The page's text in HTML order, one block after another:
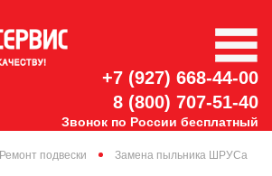
+7 (927) 668-44-00
8 (800) 707-51-40
Звонок по России бесплатный
Ремонт подвески Замена пыльника ШРУСа